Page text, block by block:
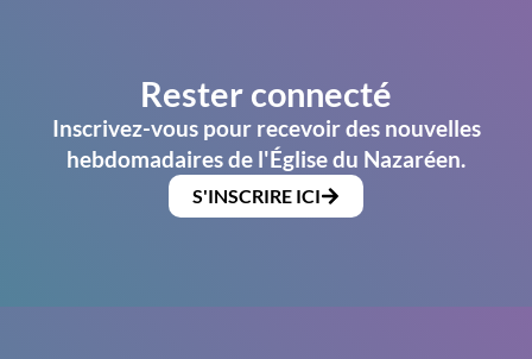
Rester connecté
Inscrivez-vous pour recevoir des nouvelles
hebdomadaires de l'Église du Nazaréen.
S'INSCRIRE ICI